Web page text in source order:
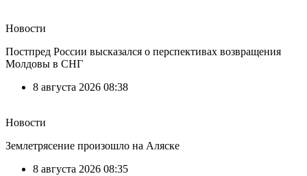
Новости
Постпред России высказался о перспективах возвращения
Молдовы в СНГ
8 августа 2026 08:38
Новости
Землетрясение произошло на Аляске
8 августа 2026 08:35